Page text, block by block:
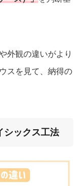
外観の違いがより
スを見て、納得の
シックス工法